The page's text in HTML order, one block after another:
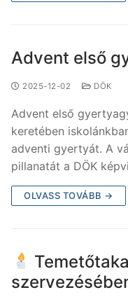
Advent első
2025-12-02 DÖK
Advent első
keretében
adventi gyertyát. A
pillanatát a DÖK
OLVASS TOVÁBB →